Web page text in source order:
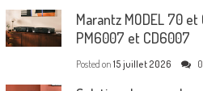
Marantz MODEL 70
PM6007 et CD6007
Posted on 15 juillet 2026 0